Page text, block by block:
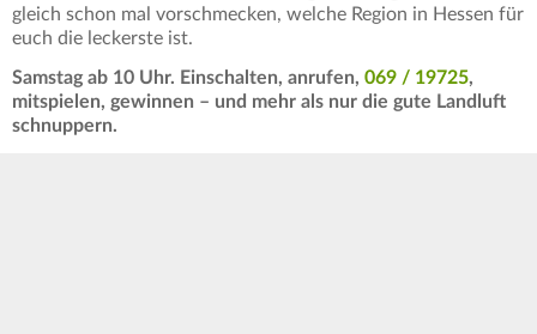
gleich schon mal vorschmecken, welche Region in Hessen für
euch die leckerste ist.
Samstag ab 10 Uhr. Einschalten, anrufen, 069 / 19725,
mitspielen, gewinnen – und mehr als nur die gute Landluft
schnuppern.